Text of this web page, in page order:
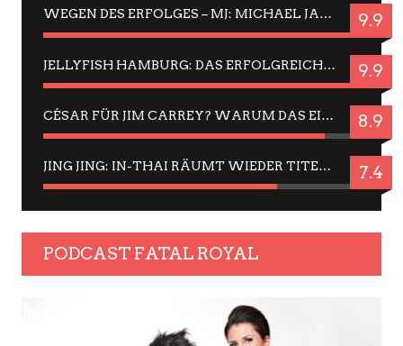
WEGEN DES ERFOLGES – MJ: MICHAEL JACKSON MUSICAL IN EINER MATINEE SEHEN 9.9
JELLYFISH HAMBURG: DAS ERFOLGREICHE SOMMER-MENÜ 2025 IN GEFÜHLEN UND BILDERN 9.9
CÉSAR FÜR JIM CARREY? WARUM DAS EINER DER NERVIGSTEN ACTORS IST UND BLEIBT 8.9
JING JING: IN-THAI RÄUMT WIEDER TITEL AB – EIN ZWEI-STUNDEN-ERLEBNISBERICHT 7.4
PODCAST FATAL ROYAL